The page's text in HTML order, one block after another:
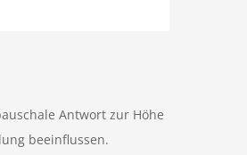
Antwort zur Höhe
beeinflussen.